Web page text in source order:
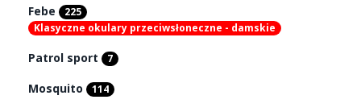
Febe
225
Klasyczne okulary przeciwsłoneczne - damskie
Patrol sport 7
Mosquito 114